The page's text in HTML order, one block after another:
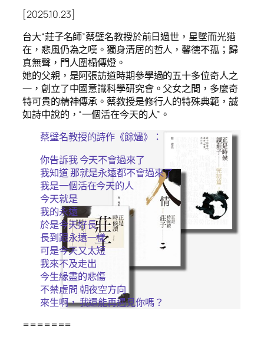
[2025.10.23]
台大“莊子名師”蔡璧名教授於前日過世，星墜而光猶
在，悲風仍為之嘆。獨身清居的哲人，馨德不孤；歸
真無聲，門人圍榻傳燈。
她的父親，是阿張訪道時期參學過的五十多位奇人之
一，創立了中國意識科學研究會。父女之間，多麼奇
特可貴的精神傳承。蔡教授是修行人的特殊典範，誠
如詩中說的，“一個活在今天的人”。
蔡璧名教授的詩作《餘燼》：
你告訴我 今天不會過來了
我知道 那就是永遠都不會過來了
我是一個活在今天的人
今天就是
我的永遠
於是今天好長
長到跟永遠一樣
可是今天又太短
我來不及走出
今生緣盡的悲傷
不禁虛問 朝夜空方向
來生啊， 我還能再遇見你嗎？
=======